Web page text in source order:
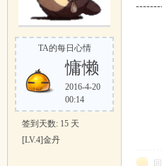
TA的每日心情
慵懒
2016-4-20
00:14
签到天数: 15 天
[LV.4]金丹